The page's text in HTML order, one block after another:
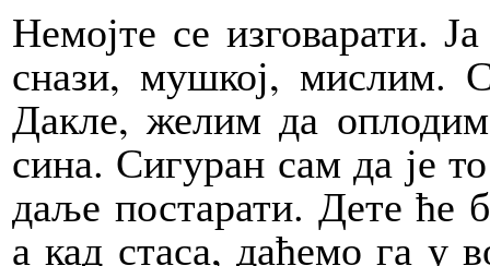
Немојте се изговарати.
снази, мушкој, мислим.
Дакле, желим да
сина. Сигуран сам да је
даље постарати. Дете ће
а кад стаса, даћемо га у